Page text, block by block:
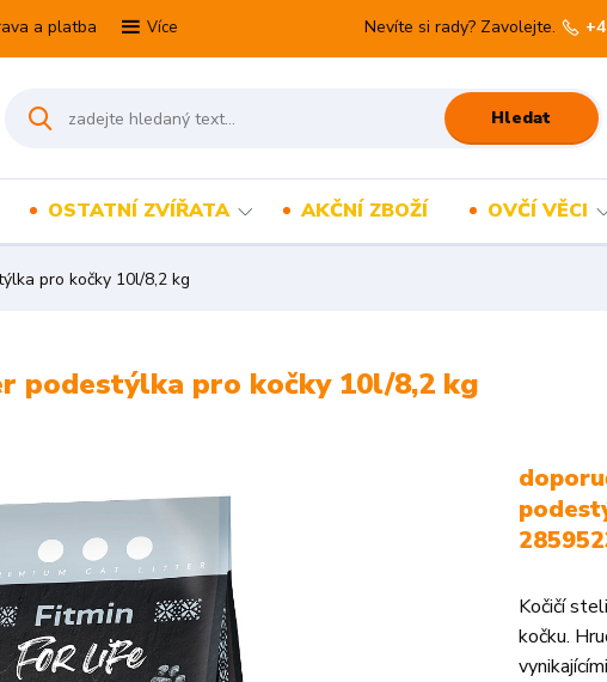
a platba Více
Hledat
Nevíte si rady? Zavolejte.
OSTATNÍ ZVÍŘATA AKČNÍ ZBOŽÍ OVČÍ VĚCI
pro kočky 10l/8,2 kg
podestýlka pro kočky 10l/8,2 kg
Kočičí
kočku.